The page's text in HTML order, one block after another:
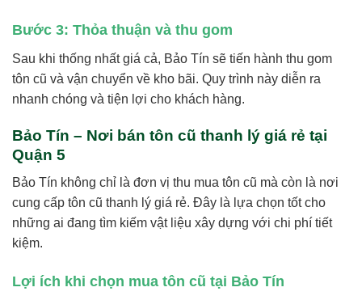
Bước 3: Thỏa thuận và thu gom
Sau khi thống nhất giá cả, Bảo Tín sẽ tiến hành thu gom
tôn cũ và vận chuyển về kho bãi. Quy trình này diễn ra
nhanh chóng và tiện lợi cho khách hàng.
Bảo Tín – Nơi bán tôn cũ thanh lý giá rẻ tại
Quận 5
Bảo Tín không chỉ là đơn vị thu mua tôn cũ mà còn là nơi
cung cấp tôn cũ thanh lý giá rẻ. Đây là lựa chọn tốt cho
những ai đang tìm kiếm vật liệu xây dựng với chi phí tiết
kiệm.
Lợi ích khi chọn mua tôn cũ tại Bảo Tín